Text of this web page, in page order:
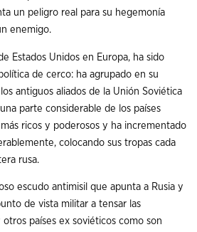
un peligro real para su hegemonía
enemigo.
Estados Unidos en Europa, ha sido
de cerco: ha agrupado en su
antiguos aliados de la Unión Soviética
parte considerable de los países
ricos y poderosos y ha incrementado
colocando sus tropas cada
rusa.
escudo antimisil que apunta a Rusia y
de vista militar a tensar las
países ex soviéticos como son